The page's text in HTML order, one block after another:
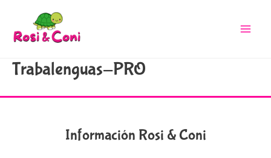
Trabalenguas-PRO
Información Rosi & Coni